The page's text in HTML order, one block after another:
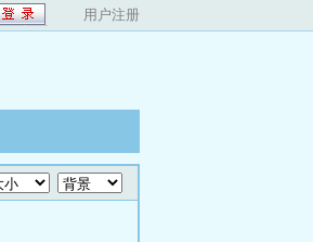
用户注册